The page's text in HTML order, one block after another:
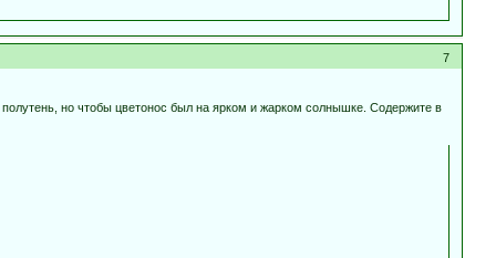
7
но чтобы цветонос был на ярком и жарком солнышке. Содержите в